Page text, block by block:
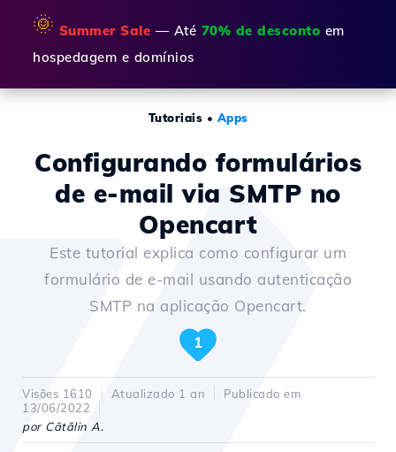
🌞 Summer Sale — Até 70% de desconto em
hospedagem e domínios
Tutoriais • Apps
Configurando formulários
de e-mail via SMTP no
Opencart
Este tutorial explica como configurar um
formulário de e-mail usando autenticação
SMTP na aplicação Opencart.
1
Visões 1610 Atualizado 1 an
Publicado em
13/06/2022
por Cătălin A.